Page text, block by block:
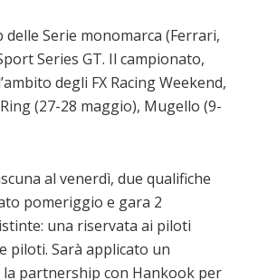
Serie monomarca (Ferrari,
Series GT. Il campionato,
degli FX Racing Weekend,
(27-28 maggio), Mugello (9-
al venerdì, due qualifiche
pomeriggio e gara 2
una riservata ai piloti
piloti. Sarà applicato un
partnership con Hankook per